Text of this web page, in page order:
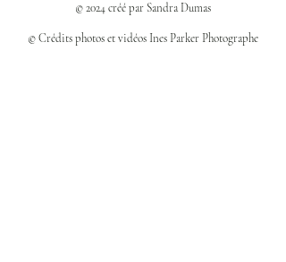
© 2024 créé par Sandra Dumas
© Crédits photos et vidéos Ines Parker Photographe